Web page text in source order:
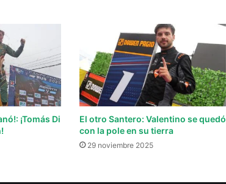
¡Tomás Di
El otro Santero: Valentino se quedó
con la pole en su tierra
29 noviembre 2025